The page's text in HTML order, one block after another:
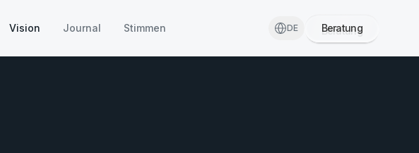
Vision Journal Stimmen DE Beratung